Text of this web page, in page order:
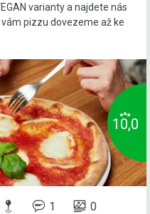
varianty a najdete nás
pizzu dovezeme až ke
10,0
1 0